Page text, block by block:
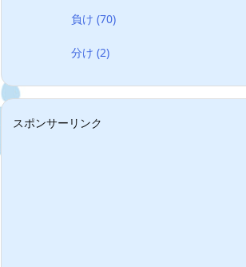
負け(70)
分け(2)
スポンサーリンク